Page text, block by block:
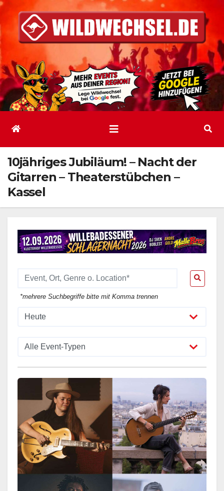
Inhalt
springen
10jähriges Jubiläum! – Nacht der
Gitarren – Theaterstübchen –
Kassel
*mehrere Suchbegriffe bitte mit Komma trennen